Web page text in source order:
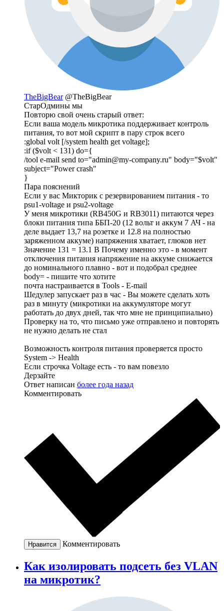
TheBigBear @TheBigBear
СтарОдмины мы
Повторю свой очень старый ответ:
Если ваша модель микротика поддерживает контроль
питания, то вот мой скрипт в пару строк всего
:global volt [/system health get voltage];
:if ($volt < 131) do={
/tool e-mail send to="admin@my-company.ru" body="$volt"
subject="Power crash"
}
Пара пояснений
Если у вас Микторик с резервированием питания - то
psu1-voltage и psu2-voltage
У меня микротики (RB450G и RB3011) питаются через
блоки питания типа ББП-20 (12 вольт и аккум 7 АЧ - на
деле выдает 13,7 на розетке и 12.8 на полностью
заряженном аккуме) напряжения хватает, глюков нет
Значение 131 = 13.1 В Почему именно это - в момент
отключения питания напряжение на аккуме снижается
до номинального плавно - вот и подобрал среднее
body= - пишите что хотите
почта настраивается в Tools - E-mail
Шедулер запускает раз в час - Вы можете сделать хоть
раз в минуту (микротики на аккумуляторе могут
работать до двух дней, так что мне не принципиально)
Проверку на то, что письмо уже отправлено и повторять
не нужно делать не стал
Возможность контроля питания проверяется просто
System -> Health
Если строчка Voltage есть - то вам повезло
Дерзайте
Ответ написан более года назад
Комментировать
Нравится Комментировать
Как изолировать подсеть без VLAN
на микротик?